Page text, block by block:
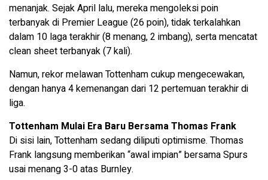
menanjak. Sejak April lalu, mereka mengoleksi poin
terbanyak di Premier League (26 poin), tidak terkalahkan
dalam 10 laga terakhir (8 menang, 2 imbang), serta mencatat
clean sheet terbanyak (7 kali).
Namun, rekor melawan Tottenham cukup mengecewakan,
dengan hanya 4 kemenangan dari 12 pertemuan terakhir di
liga.
Tottenham Mulai Era Baru Bersama Thomas Frank
Di sisi lain, Tottenham sedang diliputi optimisme. Thomas
Frank langsung memberikan “awal impian” bersama Spurs
usai menang 3-0 atas Burnley.